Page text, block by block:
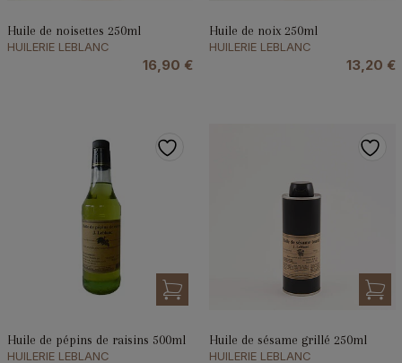
Huile de noisettes 250ml
HUILERIE LEBLANC
16,90 €
Huile de noix 250ml
HUILERIE LEBLANC
13,20 €
Huile de pépins de raisins 500ml
HUILERIE LEBLANC
Huile de sésame grillé 250ml
HUILERIE LEBLANC